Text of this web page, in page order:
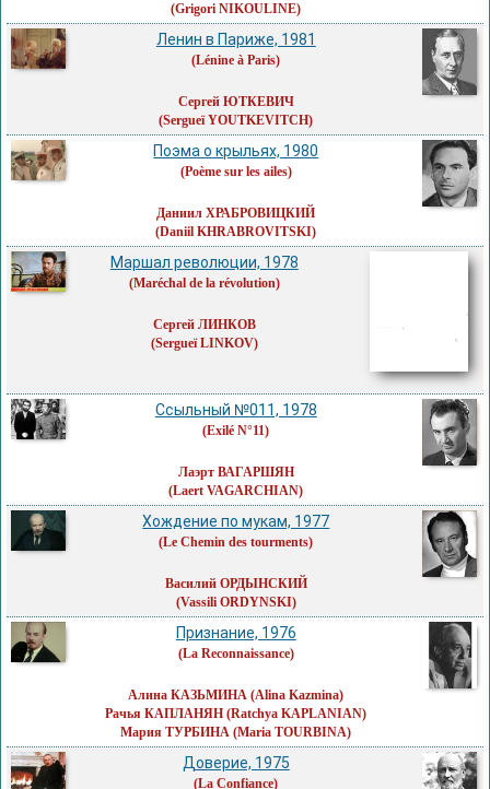
(Grigori NIKOULINE)
Ленин в Париже, 1981
(Lénine à Paris)
Сергей ЮТКЕВИЧ
(Sergueï YOUTKEVITCH)
Поэма о крыльях, 1980
(Poème sur les ailes)
Даниил ХРАБРОВИЦКИЙ
(Daniil KHRABROVITSKI)
Маршал революции, 1978
(Maréchal de la révolution)
Сергей ЛИНКОВ
(Sergueï LINKOV)
Ссыльный №011, 1978
(Exilé N°11)
Лаэрт ВАГАРШЯН
(Laert VAGARCHIAN)
Хождение по мукам, 1977
(Le Chemin des tourments)
Василий ОРДЫНСКИЙ
(Vassili ORDYNSKI)
Признание, 1976
(La Reconnaissance)
Алина КАЗЬМИНА (Alina Kazmina)
Рачья КАПЛАНЯН (Ratchya KAPLANIAN)
Мария ТУРБИНА (Maria TOURBINA)
Доверие, 1975
(La Confiance)